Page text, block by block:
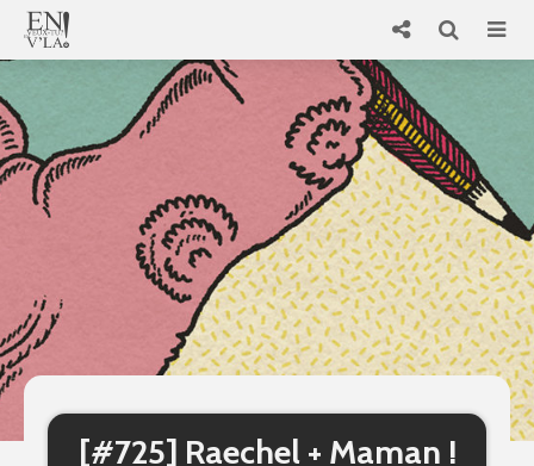
[#725] Raechel + Maman !